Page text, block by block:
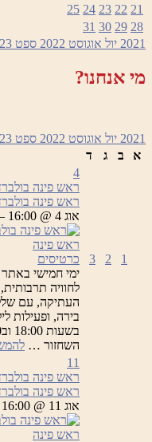
21
22
23
24
25
28
29
30
31
2021 יול אוגוסט 2022 ספט
מי אנחנו?
2021 יול אוגוסט 2022 ספט
א
ב ג ד
1
2
3
4
ראש פינה
ראש פינה
אוג 4 @ 16:00 – 23:00
כרטיסים
ימי חמישי
לחוויה
העתיקה, עם שלל
בירה, ופעילות
השחזור …
11
ראש פינה
ראש פינה
אוג 11 @ 16:00 – 23:00